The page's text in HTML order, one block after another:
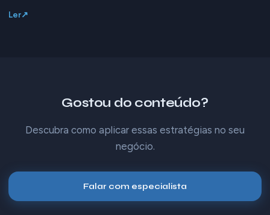
Ler
Gostou do conteúdo?
Descubra como aplicar essas estratégias no seu
negócio.
Falar com especialista